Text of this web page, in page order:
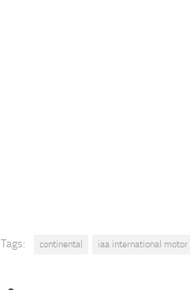
Tags: continental iaa international motor